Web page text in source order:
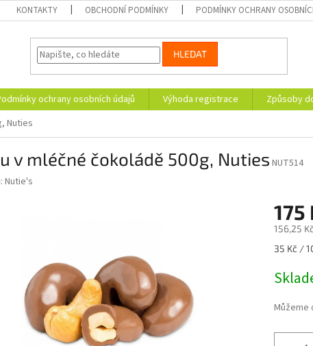
KONTAKTY OBCHODNÍ PODMÍNKY PODMÍNKY OCHRANY
HLEDAT
ochrany osobních údajů Výhoda registrace
Způsoby
Nuties
v mléčné čokoládě 500g, Nuties NUT514
Nutie's
175
156,25
Měrná
35 Kč /
Můžeme